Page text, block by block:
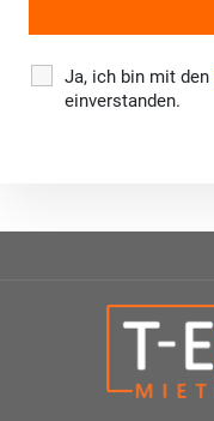
Ja, ich bin mit den
einverstanden.